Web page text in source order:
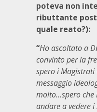
poteva non
ributtante post
quale reato?):
“Ho ascoltato a
convinto per la
spero i
messaggio
molto…spero che
andare a vedere